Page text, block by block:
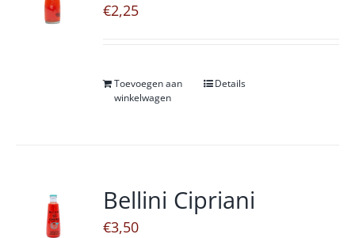
€2,25
Toevoegen aan
winkelwagen
Details
Bellini Cipriani
€3,50